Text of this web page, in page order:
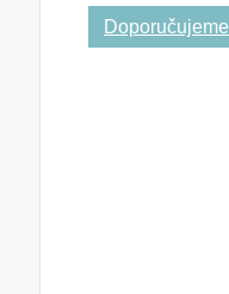
Doporučujeme